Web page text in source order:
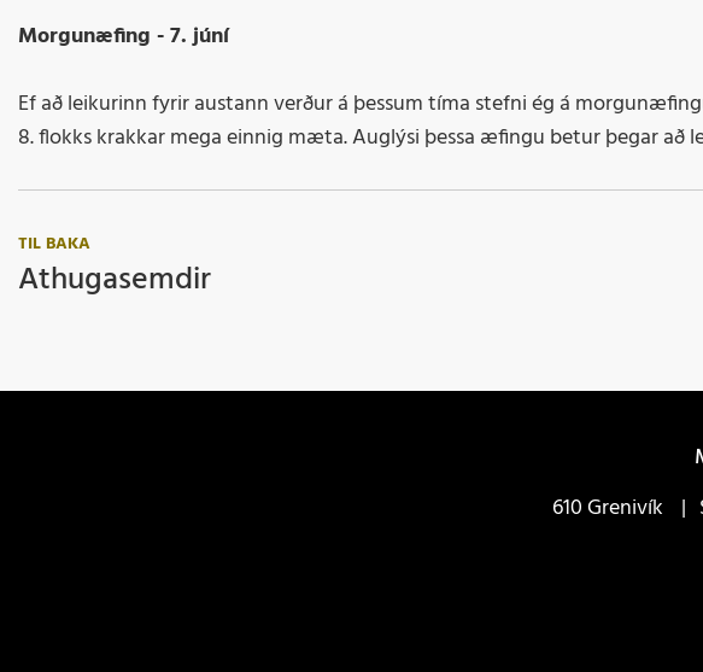
Morgunæfing - 7. júní
Ef að leikurinn fyrir austann verður á þessum tíma stefni ég á
8. flokks krakkar mega einnig mæta. Auglýsi þessa æfingu betur þegar að
TIL BAKA
Athugasemdir
610 Grenivík